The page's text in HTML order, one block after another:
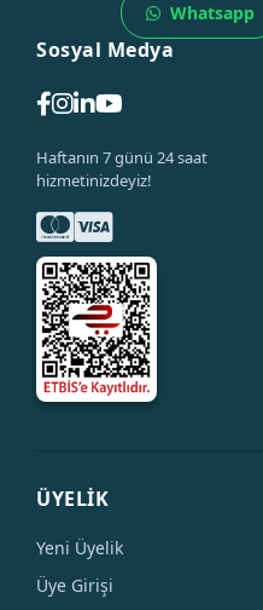
Whatsapp
Sosyal Medya
Haftanın 7 günü 24 saat
hizmetinizdeyiz!
ÜYELİK
Yeni Üyelik
Üye Girişi